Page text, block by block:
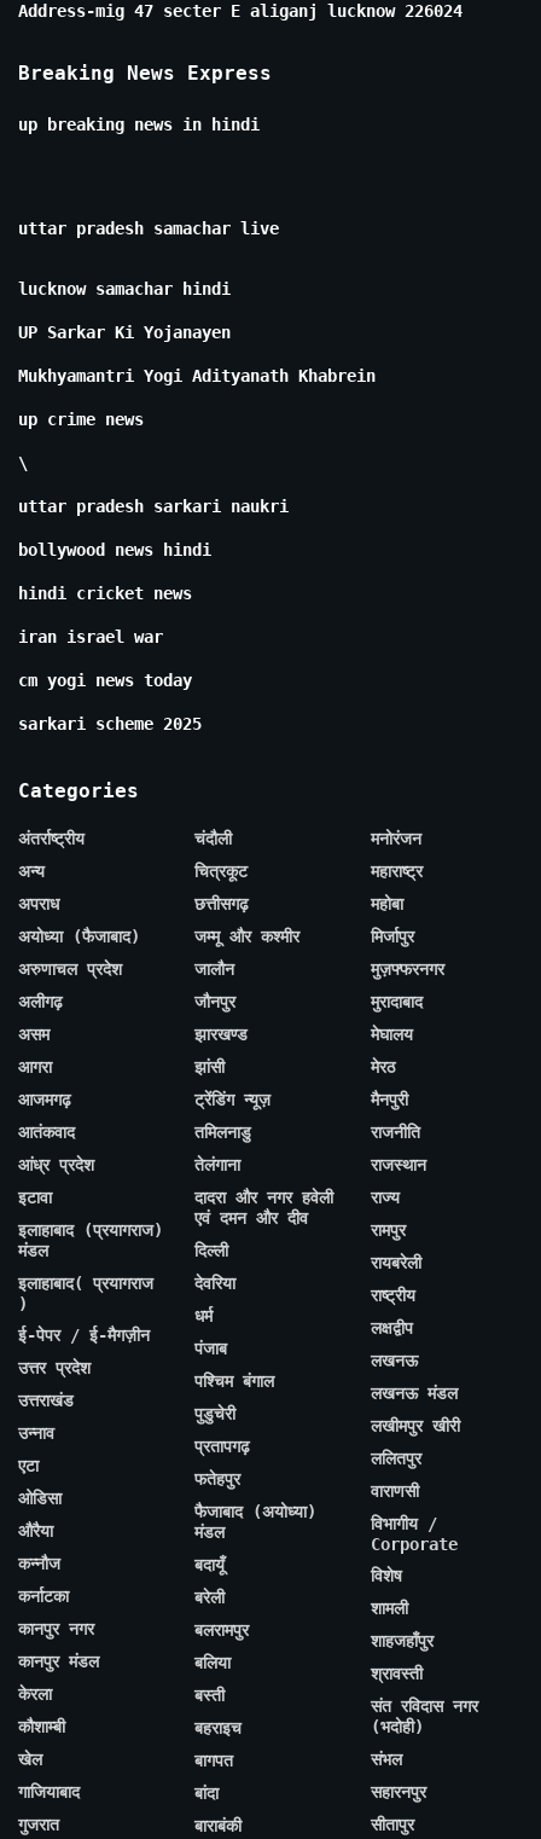
Address-mig 47 secter E aliganj lucknow 226024
Breaking News Express
up breaking news in hindi
uttar pradesh samachar live
lucknow samachar hindi
UP Sarkar Ki Yojanayen
Mukhyamantri Yogi Adityanath Khabrein
up crime news
\
uttar pradesh sarkari naukri
bollywood news hindi
hindi cricket news
iran israel war
cm yogi news today
sarkari scheme 2025
Categories
अंतर्राष्ट्रीय
अन्य
अपराध
अयोध्या (फैजाबाद)
अरुणाचल प्रदेश
अलीगढ़
असम
आगरा
आजमगढ़
आतंकवाद
आंध्र प्रदेश
इटावा
इलाहाबाद (प्रयागराज)
मंडल
इलाहाबाद( प्रयागराज
)
ई-पेपर / ई-मैगज़ीन
उत्तर प्रदेश
उत्तराखंड
उन्नाव
एटा
ओडिसा
औरैया
कन्नौज
कर्नाटका
कानपुर नगर
कानपुर मंडल
केरला
कौशाम्बी
खेल
गाजियाबाद
गुजरात
चंदौली
चित्रकूट
छत्तीसगढ़
जम्मू और कश्मीर
जालौन
जौनपुर
झारखण्ड
झांसी
ट्रेंडिंग न्यूज़
तमिलनाडु
तेलंगाना
दादरा और नगर हवेली
एवं दमन और दीव
दिल्ली
देवरिया
धर्म
पंजाब
पश्चिम बंगाल
पुडुचेरी
प्रतापगढ़
फतेहपुर
फैजाबाद (अयोध्या)
मंडल
बदायूँ
बरेली
बलरामपुर
बलिया
बस्ती
बहराइच
बागपत
बांदा
बाराबंकी
मनोरंजन
महाराष्ट्र
महोबा
मिर्जापुर
मुज़फ्फरनगर
मुरादाबाद
मेघालय
मेरठ
मैनपुरी
राजनीति
राजस्थान
राज्य
रामपुर
रायबरेली
राष्ट्रीय
लक्षद्वीप
लखनऊ
लखनऊ मंडल
लखीमपुर खीरी
ललितपुर
वाराणसी
विभागीय /
Corporate
विशेष
शामली
शाहजहाँपुर
श्रावस्ती
संत रविदास नगर
(भदोही)
संभल
सहारनपुर
सीतापुर